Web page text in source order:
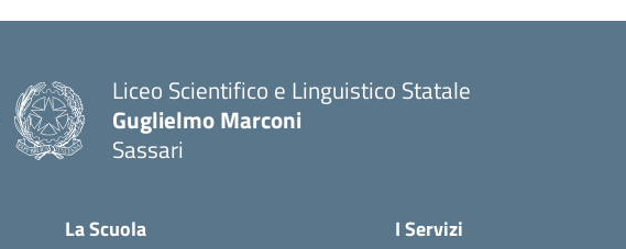
Liceo Scientifico e Linguistico Statale
Guglielmo Marconi
Sassari
La Scuola I Servizi